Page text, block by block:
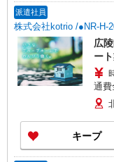
派遣社員
株式会社kotrio /●NR-H-
広
ー
通費
キープ